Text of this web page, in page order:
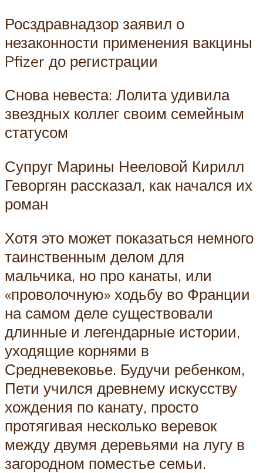
Росздравнадзор заявил о
незаконности применения вакцины
Pfizer до регистрации
Снова невеста: Лолита удивила
звездных коллег своим семейным
статусом
Супруг Марины Нееловой Кирилл
Геворгян рассказал, как начался их
роман
Хотя это может показаться немного
таинственным делом для
мальчика, но про канаты, или
«проволочную» ходьбу во Франции
на самом деле существовали
длинные и легендарные истории,
уходящие корнями в
Средневековье. Будучи ребенком,
Пети учился древнему искусству
хождения по канату, просто
протягивая несколько веревок
между двумя деревьями на лугу в
загородном поместье семьи.